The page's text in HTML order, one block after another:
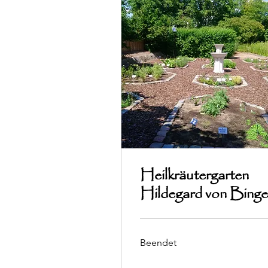
Heilkräutergarten
Hildegard von
Beendet